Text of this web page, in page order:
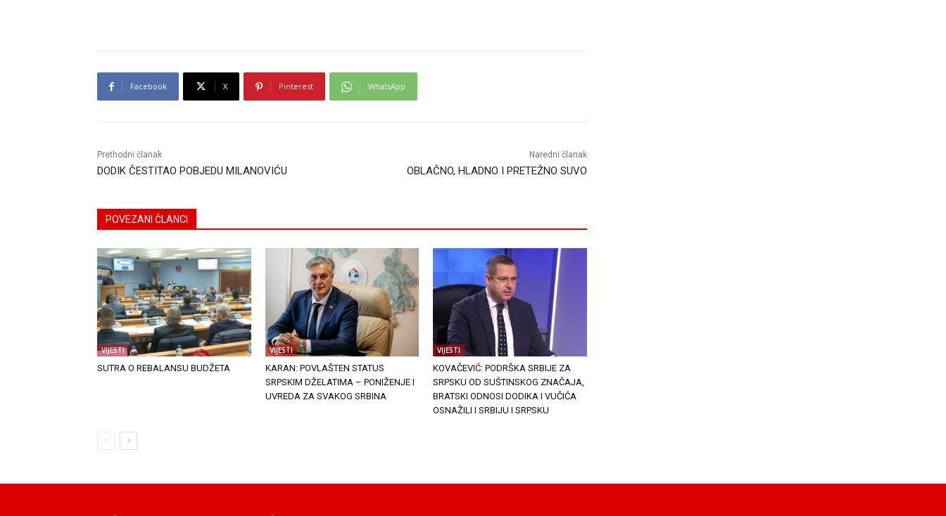
Facebook X Pinterest WhatsApp
Prethodni članak
DODIK ČESTITAO POBJEDU MILANOVIĆU
Naredni članak
OBLAČNO, HLADNO I PRETEŽNO SUVO
POVEZANI ČLANCI
VIJESTI
SUTRA O REBALANSU BUDŽETA
VIJESTI
KARAN: POVLAŠTEN STATUS
SRPSKIM DŽELATIMA – PONIŽENJE I
UVREDA ZA SVAKOG SRBINA
VIJESTI
KOVAČEVIĆ: PODRŠKA SRBIJE ZA
SRPSKU OD SUŠTINSKOG ZNAČAJA,
BRATSKI ODNOSI DODIKA I VUČIĆA
OSNAŽILI I SRBIJU I SRPSKU